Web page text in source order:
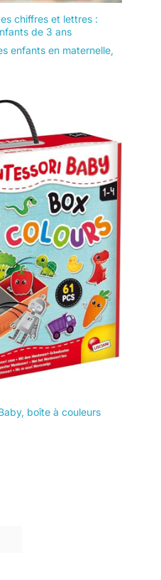
chiffres et lettres :
de 3 ans
enfants en maternelle,
boîte à couleurs